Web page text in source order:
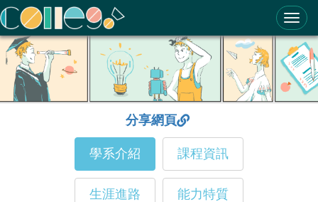
ColleGo! 大學選才與高中育才輔助系統
分享網頁
學系介紹 課程資訊
生涯進路 能力特質